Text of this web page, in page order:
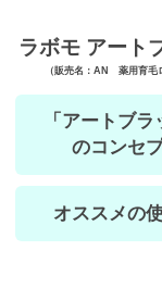
ラボモ アート
（販売名：AN 薬用育毛
「アートブラ
のコンセ
オススメの